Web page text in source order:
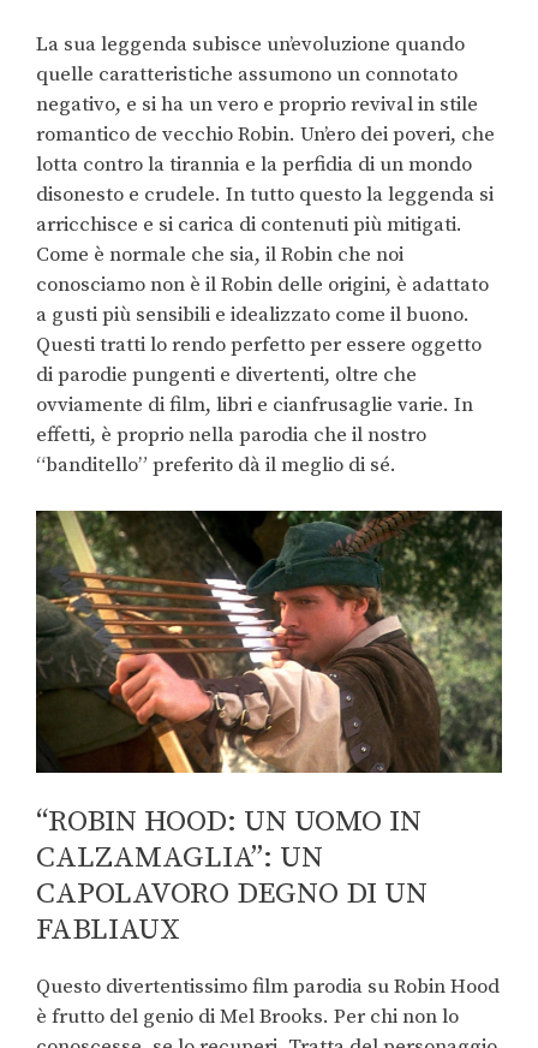
La sua leggenda subisce un’evoluzione quando
quelle caratteristiche assumono un connotato
negativo, e si ha un vero e proprio revival in stile
romantico de vecchio Robin. Un’ero dei poveri, che
lotta contro la tirannia e la perfidia di un mondo
disonesto e crudele. In tutto questo la leggenda si
arricchisce e si carica di contenuti più mitigati.
Come è normale che sia, il Robin che noi
conosciamo non è il Robin delle origini, è adattato
a gusti più sensibili e idealizzato come il buono.
Questi tratti lo rendo perfetto per essere oggetto
di parodie pungenti e divertenti, oltre che
ovviamente di film, libri e cianfrusaglie varie. In
effetti, è proprio nella parodia che il nostro
“banditello” preferito dà il meglio di sé.
“ROBIN HOOD: UN UOMO IN
CALZAMAGLIA”: UN
CAPOLAVORO DEGNO DI UN
FABLIAUX
Questo divertentissimo film parodia su Robin Hood
è frutto del genio di Mel Brooks. Per chi non lo